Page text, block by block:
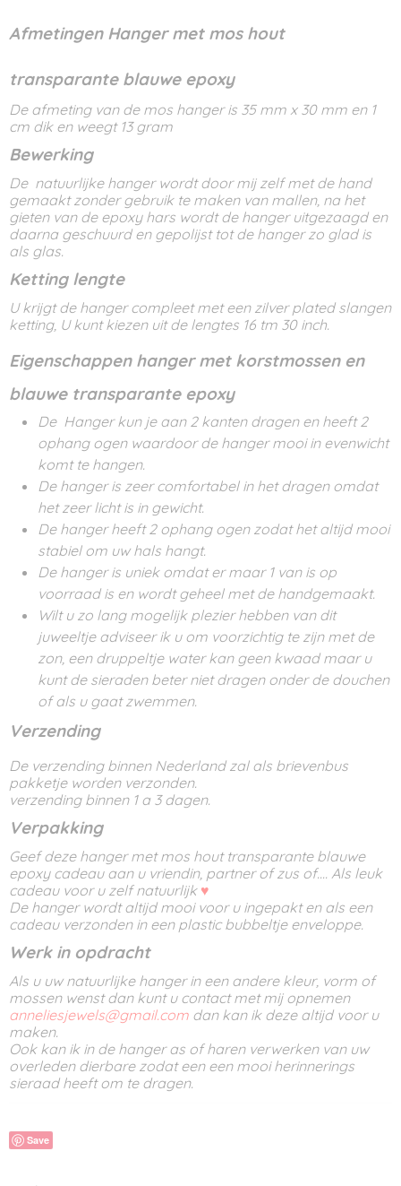
Afmetingen Hanger met mos hout
transparante blauwe epoxy
De afmeting van de mos hanger is 35 mm x 30 mm en 1
cm dik en weegt 13 gram
Bewerking
De natuurlijke hanger wordt door mij zelf met de hand
gemaakt zonder gebruik te maken van mallen, na het
gieten van de epoxy hars wordt de hanger uitgezaagd en
daarna geschuurd en gepolijst tot de hanger zo glad is
als glas.
Ketting lengte
U krijgt de hanger compleet met een zilver plated slangen
ketting, U kunt kiezen uit de lengtes 16 tm 30 inch.
Eigenschappen hanger met korstmossen en
blauwe transparante epoxy
De Hanger kun je aan 2 kanten dragen en heeft 2
ophang ogen waardoor de hanger mooi in evenwicht
komt te hangen.
De hanger is zeer comfortabel in het dragen omdat
het zeer licht is in gewicht.
De hanger heeft 2 ophang ogen zodat het altijd mooi
stabiel om uw hals hangt.
De hanger is uniek omdat er maar 1 van is op
voorraad is en wordt geheel met de handgemaakt.
Wilt u zo lang mogelijk plezier hebben van dit
juweeltje adviseer ik u om voorzichtig te zijn met de
zon, een druppeltje water kan geen kwaad maar u
kunt de sieraden beter niet dragen onder de douchen
of als u gaat zwemmen.
Verzending
De verzending binnen Nederland zal als brievenbus
pakketje worden verzonden.
verzending binnen 1 a 3 dagen.
Verpakking
Geef deze hanger met mos hout transparante blauwe
epoxy cadeau aan u vriendin, partner of zus of.... Als leuk
cadeau voor u zelf natuurlijk ♥
De hanger wordt altijd mooi voor u ingepakt en als een
cadeau verzonden in een plastic bubbeltje enveloppe.
Werk in opdracht
Als u uw natuurlijke hanger in een andere kleur, vorm of
mossen wenst dan kunt u contact met mij opnemen
anneliesjewels@gmail.com dan kan ik deze altijd voor u
maken.
Ook kan ik in de hanger as of haren verwerken van uw
overleden dierbare zodat een een mooi herinnerings
sieraad heeft om te dragen.
Save